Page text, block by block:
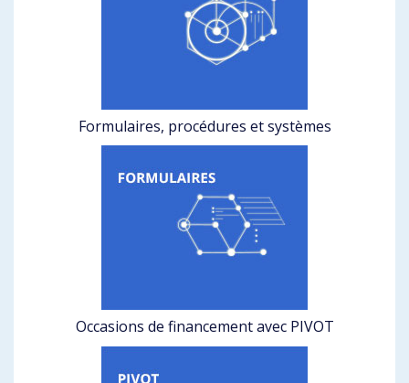
Formulaires, procédures et systèmes
Occasions de financement avec PIVOT